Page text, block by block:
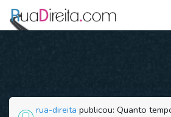
rua-direita publicou: Quanto